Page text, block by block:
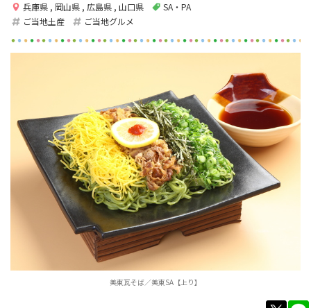
兵庫県 , 岡山県 , 広島県 , 山口県 SA・PA
ご当地土産 ご当地グルメ
美東瓦そば／美東SA【上り】